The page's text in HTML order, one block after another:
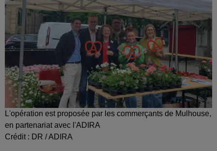
L'opération est proposée par les commerçants de Mulhouse,
en partenariat avec l'ADIRA
Crédit : DR / ADIRA